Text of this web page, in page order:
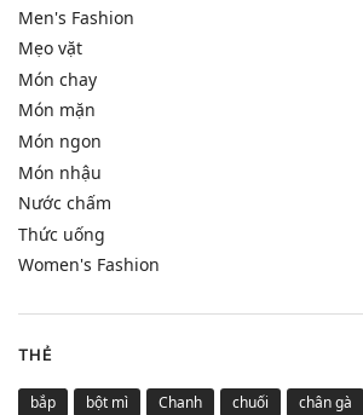
Men's Fashion
Mẹo vặt
Món chay
Món mặn
Món ngon
Món nhậu
Nước chấm
Thức uống
Women's Fashion
THẺ
bắp bột mì Chanh chuối chân gà